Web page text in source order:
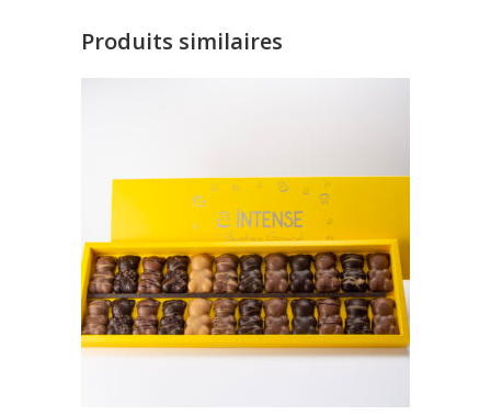
Produits similaires